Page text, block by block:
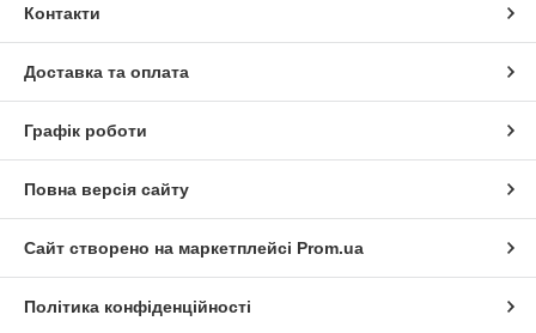
Контакти
Доставка та оплата
Графік роботи
Повна версія сайту
Сайт створено на маркетплейсі Prom.ua
Політика конфіденційності